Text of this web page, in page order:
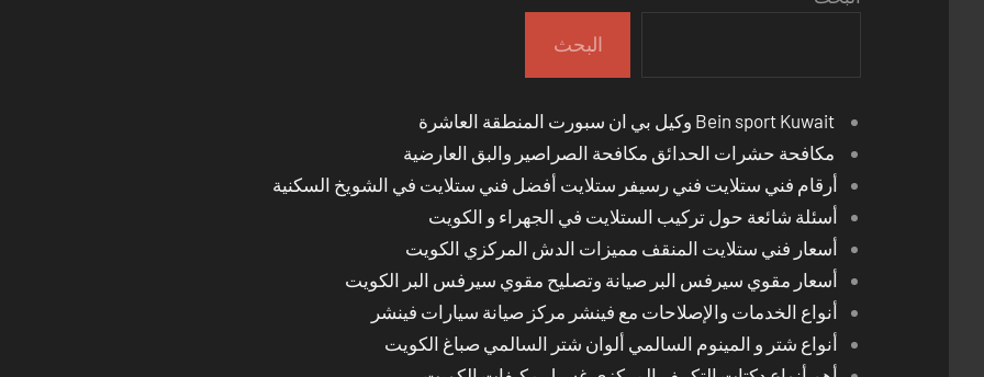
البحث
Bein sport Kuwait وكيل بي ان سبورت المنطقة العاشرة
مكافحة حشرات الحدائق مكافحة الصراصير والبق العارضية
أرقام فني ستلايت فني رسيفر ستلايت أفضل فني ستلايت في الشويخ السكنية
أسئلة شائعة حول تركيب الستلايت في الجهراء و الكويت
أسعار فني ستلايت المنقف مميزات الدش المركزي الكويت
أسعار مقوي سيرفس البر صيانة وتصليح مقوي سيرفس البر الكويت
أنواع الخدمات والإصلاحات مع فينشر مركز صيانة سيارات فينشر
أنواع شتر و المينوم السالمي ألوان شتر السالمي صباغ الكويت